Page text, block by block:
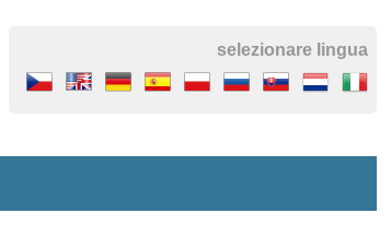
selezionare lingua